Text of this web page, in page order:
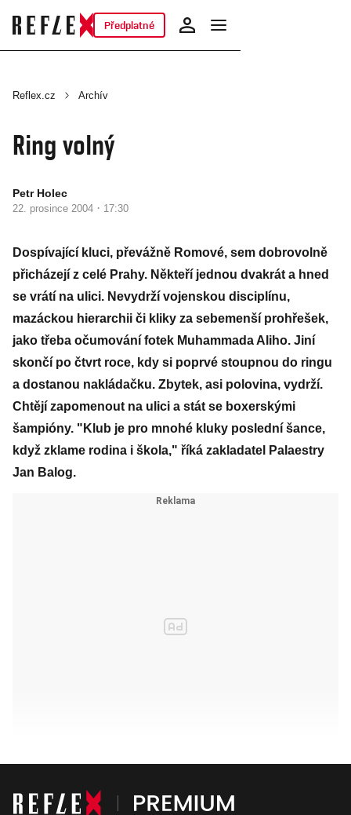
Předplatné
Reflex.cz Archív
Ring volný
Petr Holec
22. prosince 2004 · 17:30
Dospívající kluci, převážně Romové, sem dobrovolně
přicházejí z celé Prahy. Někteří jednou dvakrát a hned
se vrátí na ulici. Nevydrží vojenskou disciplínu,
mazáckou hierarchii či kliky za sebemenší prohřešek,
jako třeba očumování fotek Muhammada Aliho. Jiní
skončí po čtvrt roce, kdy si poprvé stoupnou do ringu
a dostanou nakládačku. Zbytek, asi polovina, vydrží.
Chtějí zapomenout na ulici a stát se boxerskými
šampióny. "Klub je pro mnohé kluky poslední šance,
když zklame rodina i škola," říká zakladatel Palaestry
Jan Balog.